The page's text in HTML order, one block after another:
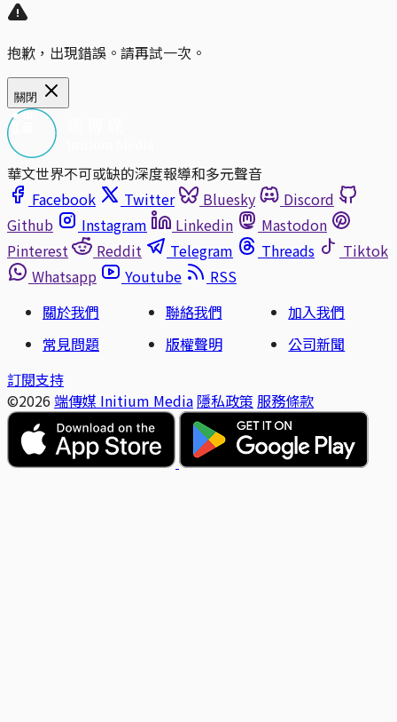
抱歉，出現錯誤。請再試一次。
關閉
華文世界不可或缺的深度報導和多元聲音
Facebook
Twitter Bluesky
Discord
Github
Instagram Linkedin
Mastodon
Pinterest
Reddit Telegram Threads
Tiktok
Whatsapp
Youtube
RSS
關於我們
聯絡我們
加入我們
常見問題
版權聲明
公司新聞
訂閱支持
©2026 端傳媒 Initium Media 隱私政策 服務條款